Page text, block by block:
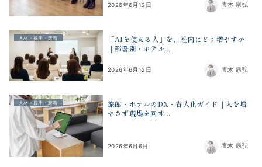
2026年6月12日 青木 康弘
人材・採用・定着
「AIを使える人」を、社内にどう増やすか
｜部署別・ホテル...
2026年6月12日 青木 康弘
人材・採用・定着
旅館・ホテルのDX・省人化ガイド｜人を増
やさず現場を回す...
2026年6月6日 青木 康弘